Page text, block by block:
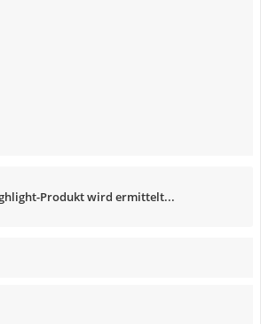
Produkt wird ermittelt...